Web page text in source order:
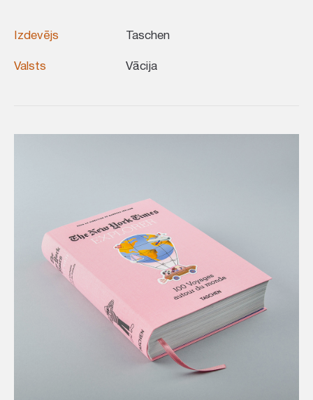
Izdevējs
Taschen
Valsts
Vācija